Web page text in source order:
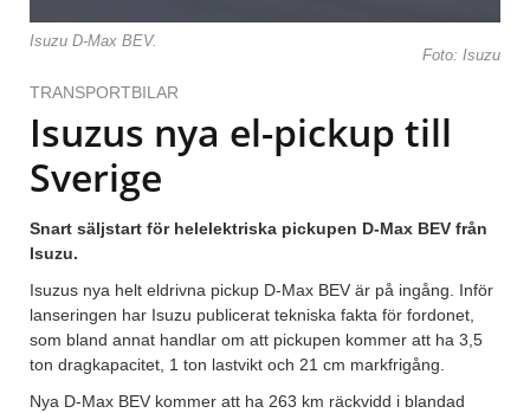
Isuzu D-Max BEV.
Foto: Isuzu
TRANSPORTBILAR
Isuzus nya el-pickup till
Sverige
Snart säljstart för helelektriska pickupen D-Max BEV från
Isuzu.
Isuzus nya helt eldrivna pickup D-Max BEV är på ingång. Inför
lanseringen har Isuzu publicerat tekniska fakta för fordonet,
som bland annat handlar om att pickupen kommer att ha 3,5
ton dragkapacitet, 1 ton lastvikt och 21 cm markfrigång.
Nya D-Max BEV kommer att ha 263 km räckvidd i blandad